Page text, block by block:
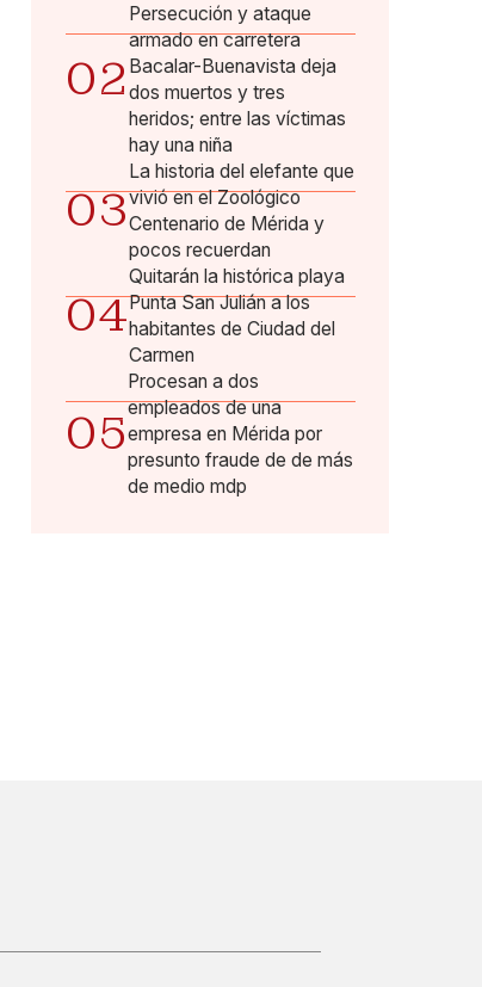
02
Persecución y ataque
armado en carretera
Bacalar-Buenavista deja
dos muertos y tres
heridos; entre las víctimas
hay una niña
03
La historia del elefante que
vivió en el Zoológico
Centenario de Mérida y
pocos recuerdan
04
Quitarán la histórica playa
Punta San Julián a los
habitantes de Ciudad del
Carmen
05
Procesan a dos
empleados de una
empresa en Mérida por
presunto fraude de de más
de medio mdp